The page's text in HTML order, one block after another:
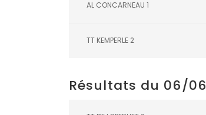
AL CONCARNEAU 1
TT KEMPERLE 2
Résultats du 06/06